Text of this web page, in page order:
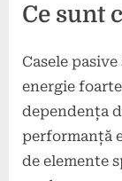
Ce sunt
Casele
energie
dependența
performanță
de elemente